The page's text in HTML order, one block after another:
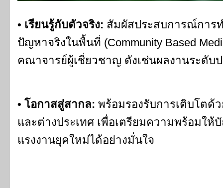
• เรียนรู้กับตัวจริง: สัมผัสประสบการณ์การ
ปัญหาจริงในพื้นที่ (Community Based
คณาจารย์ผู้เชี่ยวชาญ ดังเช่นผลงานระดับ
• โอกาสสู่สากล: พร้อมรองรับการเติบโตด้
และต่างประเทศ เพื่อเตรียมความพร้อม
แรงงานยุคใหม่ได้อย่างมั่นใจ